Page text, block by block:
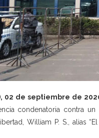
02 de septiembre de
condenatoria contra
William P. S., alias